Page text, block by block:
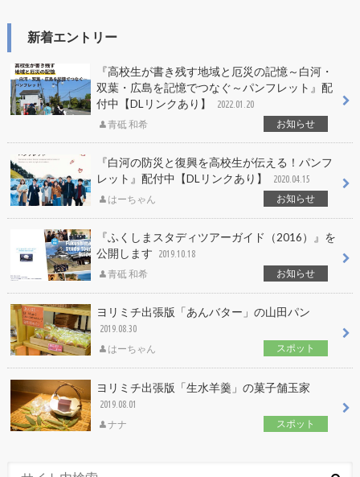
新着エントリー
『高校生が書き残す地域と厄災の記憶～白河・
双葉・広島を記憶でつなぐ～パンフレット』配
付中【DLリンクあり】
2022.01.20
青砥 和希 お知らせ
『白河の防災と復興を高校生が伝える！パンフ
レット』配付中【DLリンクあり】
2020.04.15
はーちゃん お知らせ
『ふくしまスタディツアーガイド（2016）』を
公開します
2019.10.18
青砥 和希 お知らせ
ヨリミチ出張版「あんバター」の山田パン
2019.08.30
はーちゃん スポット
ヨリミチ出張版「生水羊羹」の菓子舗玉家
2019.08.01
ナナ スポット